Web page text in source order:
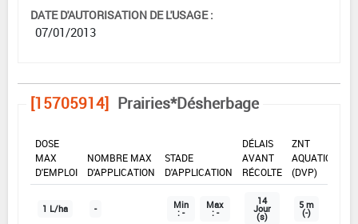
DATE D'AUTORISATION DE L'USAGE :
07/01/2013
[15705914] Prairies*Désherbage
DOSE
MAX
D'EMPLOI
NOMBRE MAX
D'APPLICATION
STADE
D'APPLICATION
DÉLAIS
AVANT
RÉCOLTE
ZNT
AQUATIQUE
(DVP)
1 L/ha - Min
: -
Max
: -
14
Jour
(s)
5 m
(-)